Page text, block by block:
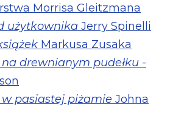
Morrisa Gleitzmana
użytkownika Jerry Spinelli
Markusa Zusaka
na drewnianym pudełku -
w pasiastej piżamie Johna